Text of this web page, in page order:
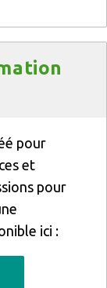
pour
et
pour
ici :